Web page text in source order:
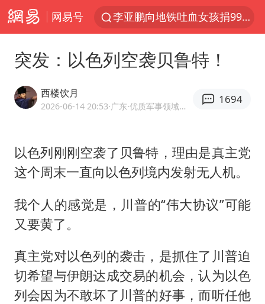
网易号
李亚鹏向地铁吐血女孩捐99999元
台风白海豚可能在浙江登陆
因凡蒂诺首次公开道歉
《Monica》填词人黎彼得去世
FIFA官方支持因凡蒂诺
陕西柞水遭遇暴雨五千余户群众转移
如何把百年大党建设得更加坚强有力
一枚俄导弹都没击落 泽连斯基发声
突发：以色列空袭贝鲁特！
西楼饮月
2026-06-14 20:53·广东 ·优质军事领域创作者
1694
以色列刚刚空袭了 贝鲁特 ，理由是真主党
这个周末一直向以色列境内发射无人机。
我个人的感觉是，川普的“伟大协议”可能
又要黄了。
真主党对以色列的袭击，是抓住了川普迫
切希望与伊朗达成交易的机会，认为以色
列会因为不敢坏了川普的好事，而听任他